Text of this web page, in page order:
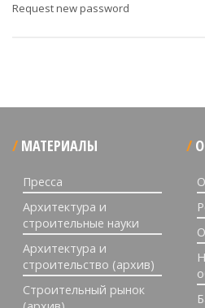
Request new password
МАТЕРИАЛЫ
Пресса
Архитектура и
строительные науки
Архитектура и
строительство (архив)
Строительный рынок